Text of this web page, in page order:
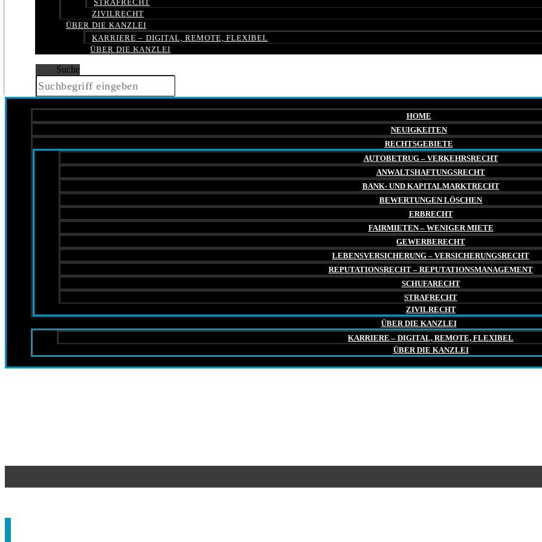
STRAFRECHT
ZIVILRECHT
ÜBER DIE KANZLEI
KARRIERE – DIGITAL, REMOTE, FLEXIBEL
ÜBER DIE KANZLEI
Suche
HOME
NEUIGKEITEN
RECHTSGEBIETE
AUTOBETRUG – VERKEHRSRECHT
ANWALTSHAFTUNGSRECHT
BANK- UND KAPITALMARKTRECHT
BEWERTUNGEN LÖSCHEN
ERBRECHT
FAIRMIETEN – WENIGER MIETE
GEWERBERECHT
LEBENSVERSICHERUNG – VERSICHERUNGSRECHT
REPUTATIONSRECHT – REPUTATIONSMANAGEMENT
SCHUFARECHT
STRAFRECHT
ZIVILRECHT
ÜBER DIE KANZLEI
KARRIERE – DIGITAL, REMOTE, FLEXIBEL
ÜBER DIE KANZLEI